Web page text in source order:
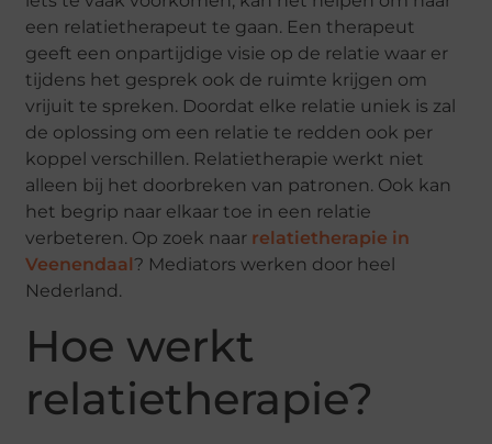
een relatietherapeut te gaan. Een therapeut
geeft een onpartijdige visie op de relatie waar er
tijdens het gesprek ook de ruimte krijgen om
vrijuit te spreken. Doordat elke relatie uniek is zal
de oplossing om een relatie te redden ook per
koppel verschillen. Relatietherapie werkt niet
alleen bij het doorbreken van patronen. Ook kan
het begrip naar elkaar toe in een relatie
verbeteren. Op zoek naar relatietherapie in
Veenendaal? Mediators werken door heel
Nederland.
Hoe werkt
relatietherapie?